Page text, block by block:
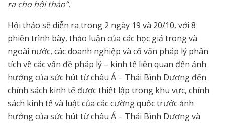
ra cho hội thảo”.
Hội thảo sẽ diễn ra trong 2 ngày 19 và 20/10, với 8
phiên trình bày, thảo luận của các học giả trong và
ngoài nước, các doanh nghiệp và cố vấn pháp lý phân
tích về các vấn đề pháp lý – kinh tế liên quan đến ảnh
hưởng của sức hút từ châu Á – Thái Bình Dương đến
chính sách kinh tế được thiết lập trong khu vực, chính
sách kinh tế và luật của các cường quốc trước ảnh
hưởng của sức hút từ châu Á – Thái Bình Dương và